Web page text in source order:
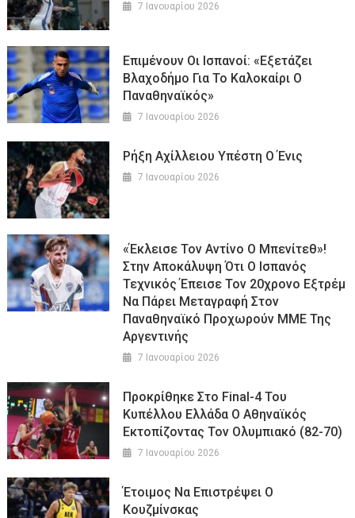
7 Ιανουαρίου 2026
Επιμένουν Οι Ισπανοί: «Εξετάζει
Βλαχοδήμο Για Το Καλοκαίρι Ο
Παναθηναϊκός»
7 Ιανουαρίου 2026
Ρήξη Αχίλλειου Υπέστη Ο Ένις
7 Ιανουαρίου 2026
«Έκλεισε Τον Αντίνο Ο Μπενίτεθ»!
Στην Αποκάλυψη Ότι Ο Ισπανός
Τεχνικός Έπεισε Τον 20χρονο Εξτρέμ
Να Πάρει Μεταγραφή Στον
Παναθηναϊκό Προχωρούν ΜΜΕ Της
Αργεντινής
7 Ιανουαρίου 2026
Προκρίθηκε Στο Final-4 Του
Κυπέλλου Ελλάδα Ο Αθηναϊκός
Εκτοπίζοντας Τον Ολυμπιακό (82-70)
7 Ιανουαρίου 2026
Έτοιμος Να Επιστρέψει Ο
Κουζμίνσκας